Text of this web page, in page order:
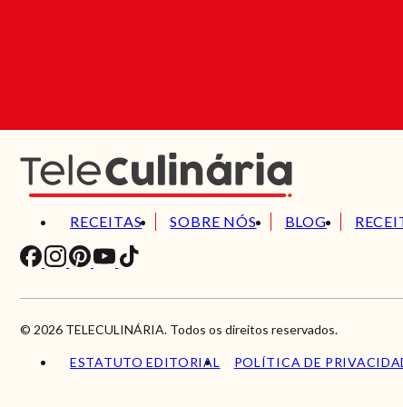
RECEITAS SOBRE NÓS BLOG
© 2026 TELECULINÁRIA. Todos os direitos reservados.
ESTATUTO EDITORIAL POLÍTICA DE